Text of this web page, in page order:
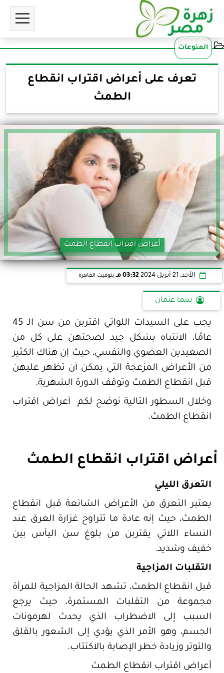
المنوعات
تعرف على أعراض اقتراب انقطاع
الطمث
أعراض اقتراب انقطاع الطمث
الأحد، 21 أبريل 2024 03:32 مـ بتوقيت القاهرة
سما عثمان
يجب على السيدات اللواتي اقتربن من سن الـ 45
عامًا، الانتباه بشكل جيد لصحتهن على كل من
الصعيدين العضوي والنفسي، حيث إن هناك الكثير
من الأعراض المزعجة التي يمكن أن تظهر عليهن
قبل انقطاع الطمث وتوقف الدورة الشهرية.
وخلال السطور التالية نوضح لكم أعراض اقتراب
انقطاع الطمث.
أعراض اقتراب انقطاع الطمث
التعرق الليلي
يعتبر التعرق من الأعراض الشائعة قبل انقطاع
الطمث، حيث إنه عادة ما تتراوح غزارة العرق عند
النساء اللاتي يقتربن من بلوغ سن اليأس بين
خفيف وشديد.
التقلبات المزاجية
قبل انقطاع الطمث، تشهد الحالة المزاجية للمرأة
مجموعة من التقلبات المستمرة، حيث يرجع
السبب إلى الاضطراب الذي يحدث لهرمونات
الجسم، وهو الأمر الذي يؤدي إلى الشعور بالقلق
والتوتر وزيادة خطر الإصابة بالاكتئاب.
أعراض اقتراب انقطاع الطمث